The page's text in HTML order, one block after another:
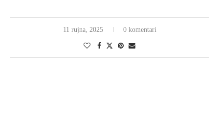
11 rujna, 2025 0 komentari